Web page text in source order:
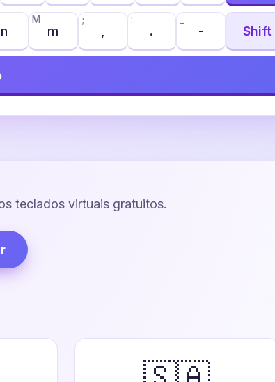
n m
M ;
.
:
- Shift
teclados virtuais gratuitos.